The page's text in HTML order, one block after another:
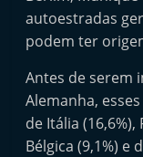
autoestradas
podem ter
Antes de serem
Alemanha,
de Itália (16,6%),
Bélgica (9,1%) e